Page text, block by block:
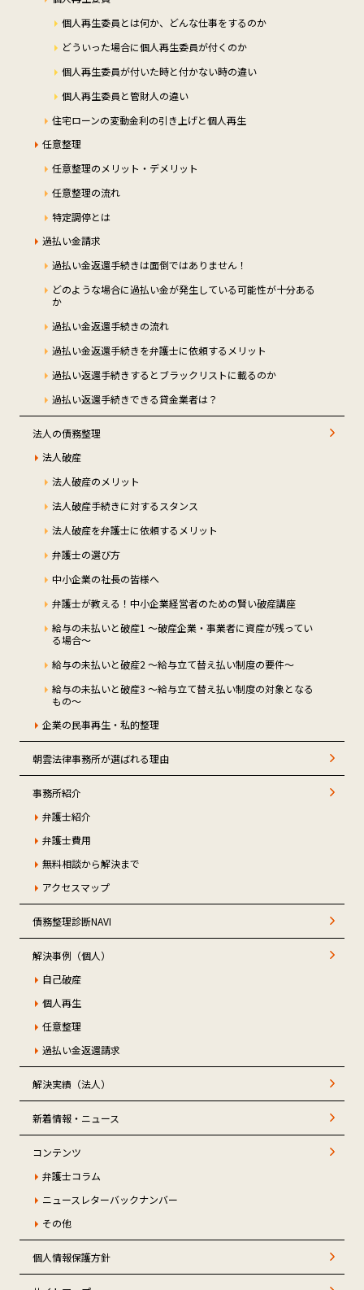
個人再生委員とは何か、どんな仕事をするのか
どういった場合に個人再生委員が付くのか
個人再生委員が付いた時と付かない時の違い
個人再生委員と管財人の違い
住宅ローンの変動金利の引き上げと個人再生
任意整理
任意整理のメリット・デメリット
任意整理の流れ
特定調停とは
過払い金請求
過払い金返還手続きは面倒ではありません！
どのような場合に過払い金が発生している可能性が十分ある
か
過払い金返還手続きの流れ
過払い金返還手続きを弁護士に依頼するメリット
過払い返還手続きするとブラックリストに載るのか
過払い返還手続きできる貸金業者は？
法人の債務整理
法人破産
法人破産のメリット
法人破産手続きに対するスタンス
法人破産を弁護士に依頼するメリット
弁護士の選び方
中小企業の社長の皆様へ
弁護士が教える！中小企業経営者のための賢い破産講座
給与の未払いと破産1 ～破産企業・事業者に資産が残ってい
る場合～
給与の未払いと破産2 ～給与立て替え払い制度の要件～
給与の未払いと破産3 ～給与立て替え払い制度の対象となる
もの～
企業の民事再生・私的整理
朝雲法律事務所が選ばれる理由
事務所紹介
弁護士紹介
弁護士費用
無料相談から解決まで
アクセスマップ
債務整理診断NAVI
解決事例（個人）
自己破産
個人再生
任意整理
過払い金返還請求
解決実績（法人）
新着情報・ニュース
コンテンツ
弁護士コラム
ニュースレターバックナンバー
その他
個人情報保護方針